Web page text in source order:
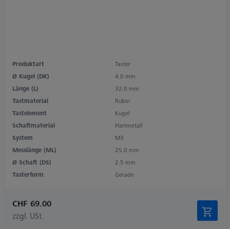
Produktart
Taster
Ø Kugel (DK)
4.0 mm
Länge (L)
32.0 mm
Tastmaterial
Rubin
Tastelement
Kugel
Schaftmaterial
Hartmetall
System
M3
Messlänge (ML)
25.0 mm
Ø Schaft (DS)
2.5 mm
Tasterform
Gerade
CHF 69.00
zzgl. USt.